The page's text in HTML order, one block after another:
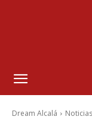
Dream Alcalá Noticias